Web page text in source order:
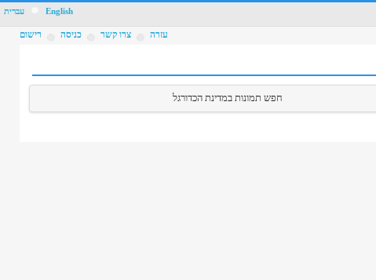
11 English עברית
רישום כניסה צרו קשר עזרה
חפש תמונות במדינת הכדורגל
4